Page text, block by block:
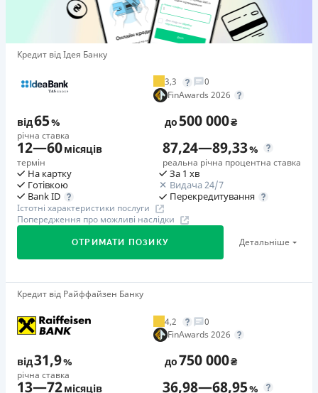
Перший займ
вiд 0,01%/день до 30 000 ₴
Повторний займ
Додаткова комісія за дострокове погашення
у будь-який момент можна повністю погасити позику без
додаткових плат
Страховка
відсутня
Штрафи
Неустойка за невиконання та/або неналежне виконання
споживачем грошових зобов’язань: штраф у розмірі 75%
від суми невиконаного та/або неналежного виконання
зобов’язання на 2-й день кожного факту такого
невиконання та/або неналежного виконання.
Детальніше читайте на сайті МФО.
Необхідні документи
Паспорт,ІПН
Вік
18 - 65 років
Переваги
Кредит від Ідея Банку
3,3
0
FinAwards 2026
від65%
річна ставка
до500 000₴
12—60місяців
термін
87,24—89,33%
реальна річна процентна ставка
На картку
Готівкою
Bank ID
За 1 хв
Видача 24/7
Перекредитування
Істотні характеристики послуги
Попередження про можливі наслідки
ОТРИМАТИ ПОЗИКУ Детальніше
🥇Переможець FinAwards 2026
Переможець FinAwards 2026 «Найкращий кредит
готівкою»
вiд 65%/рік до 500 000 ₴
Додаткова комісія за дострокове погашення
Кредит від Райффайзен Банку
4,2
0
FinAwards 2026
від31,9%
річна ставка
до750 000₴
13—72місяців 36,98—68,95%